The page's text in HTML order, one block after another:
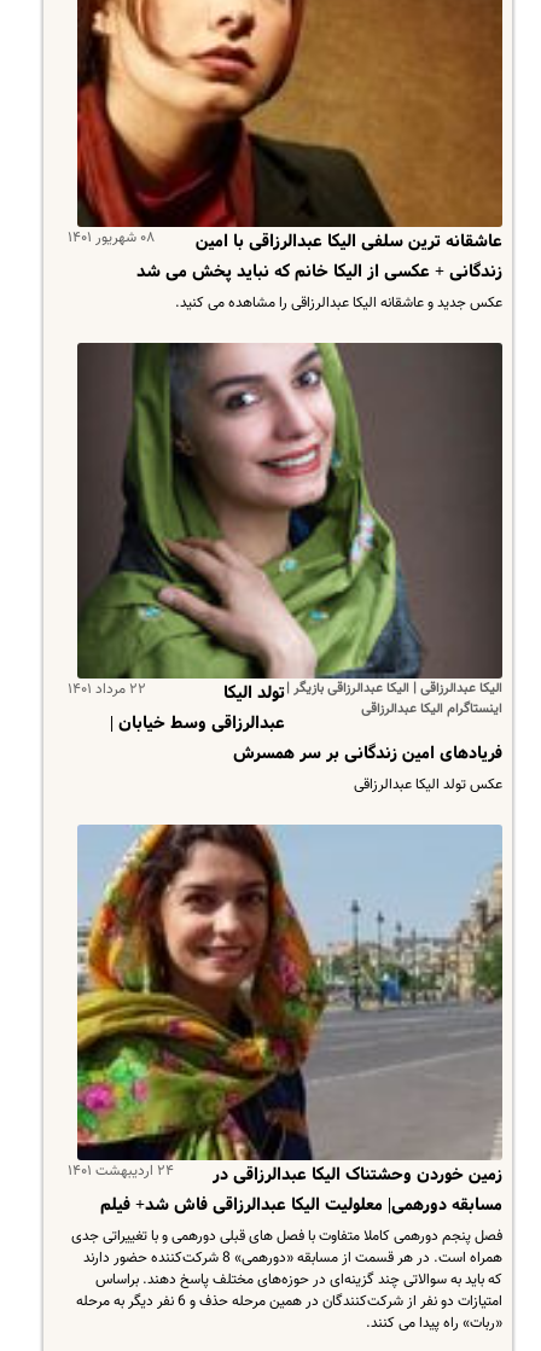
۰۸ شهریور ۱۴۰۱
عاشقانه ترین سلفی الیکا عبدالرزاقی با امین
زندگانی + عکسی از الیکا خانم که نباید پخش می شد
عکس جدید و عاشقانه الیکا عبدالرزاقی را مشاهده می کنید.
الیکا عبدالرزاقی | الیکا عبدالرزاقی بازیگر |
اینستاگرام الیکا عبدالرزاقی
۲۲ مرداد ۱۴۰۱
تولد الیکا
عبدالرزاقی وسط خیابان |
فریادهای امین زندگانی بر سر همسرش
عکس تولد الیکا عبدالرزاقی
۲۴ اردیبهشت ۱۴۰۱
زمین خوردن وحشتناک الیکا عبدالرزاقی در
مسابقه دورهمی| معلولیت الیکا عبدالرزاقی فاش شد+ فیلم
فصل پنجم دورهمی کاملا متفاوت با فصل های قبلی دورهمی و با تغییراتی جدی
همراه است. در هر قسمت از مسابقه «دورهمی» 8 شرکت‌کننده حضور دارند
که باید به سوالاتی چند گزینه‌ای در حوزه‌های مختلف پاسخ دهند. براساس
امتیازات دو نفر از شرکت‌کنندگان در همین مرحله حذف و 6 نفر دیگر به مرحله
«ربات» راه پیدا می کنند.